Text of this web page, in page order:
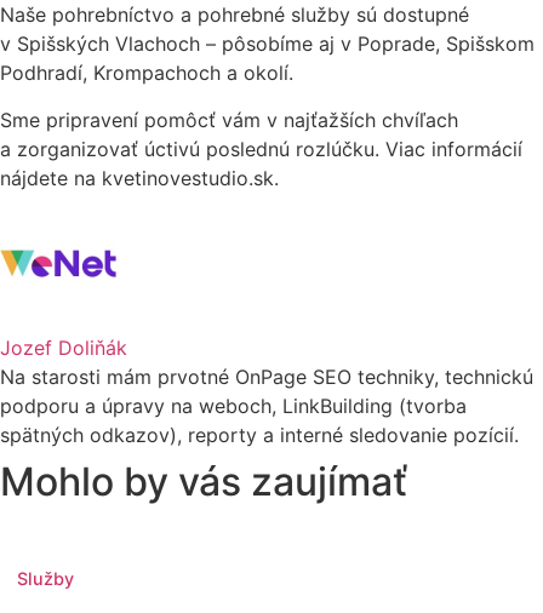
Naše pohrebníctvo a pohrebné služby sú dostupné
v Spišských Vlachoch – pôsobíme aj v Poprade, Spišskom
Podhradí, Krompachoch a okolí.
Sme pripravení pomôcť vám v najťažších chvíľach
a zorganizovať úctivú poslednú rozlúčku. Viac informácií
nájdete na kvetinovestudio.sk.
Jozef Doliňák
Na starosti mám prvotné OnPage SEO techniky, technickú
podporu a úpravy na weboch, LinkBuilding (tvorba
spätných odkazov), reporty a interné sledovanie pozícií.
Mohlo by vás zaujímať
Služby